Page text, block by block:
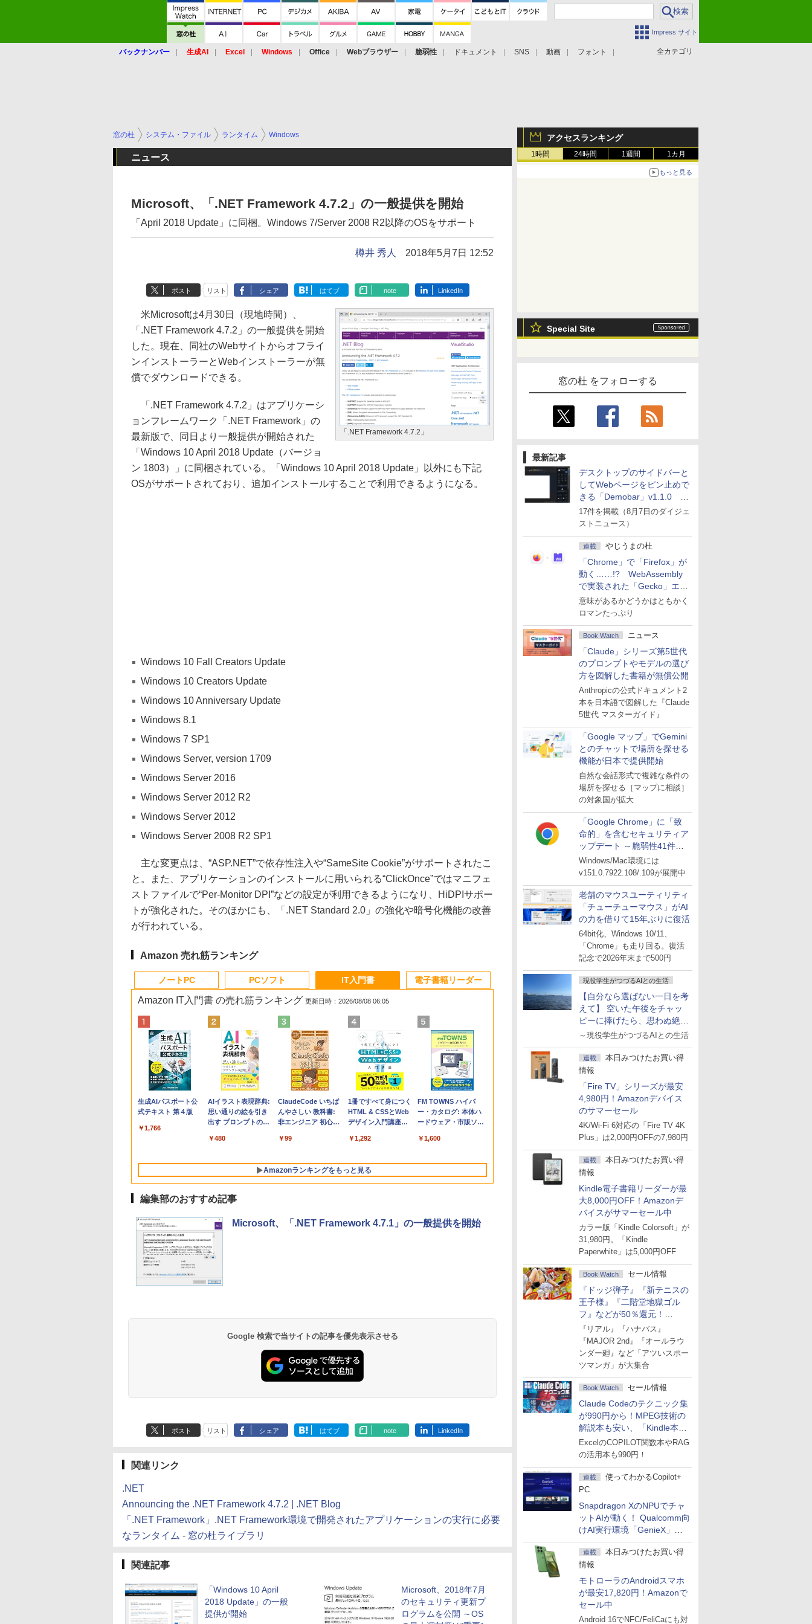
Impress サイト
全カテゴリ
バックナンバー 生成AI Excel Windows Office Webブラウザー 脆弱性 ドキュメント SNS 動画 フォント
アクセスランキング
1時間 24時間 1週間 1カ月
もっと見る
Special Site
窓の杜 をフォローする
最新記事
デスクトップのサイドバーと
してWebページをピン止めで
きる「Demobar」v1.1.0 ほ
か
17件を掲載（8月7日のダイジェ
ストニュース）
連載 やじうまの杜
「Chrome」で「Firefox」が
動く……!? WebAssembly
で実装された「Gecko」エン
ジン
意味があるかどうかはともかく
ロマンたっぷり
Book Watch ニュース
「Claude」シリーズ第5世代
のプロンプトやモデルの選び
方を図解した書籍が無償公開
Anthropicの公式ドキュメント2
本を日本語で図解した『Claude
5世代 マスターガイド』
「Google マップ」でGemini
とのチャットで場所を探せる
機能が日本で提供開始
自然な会話形式で複雑な条件の
場所を探せる［マップに相談］
の対象国が拡大
「Google Chrome」に「致
命的」を含むセキュリティア
ップデート ～脆弱性41件に
対処
Windows/Mac環境には
v151.0.7922.108/.109が展開中
老舗のマウスユーティリティ
「チューチューマウス」がAI
の力を借りて15年ぶりに復活
64bit化、Windows 10/11、
「Chrome」も走り回る。復活
記念で2026年末まで500円
現役学生がつづるAIとの生活
【自分なら選ばない一日を考
えて】 空いた午後をチャッ
ピーに捧げたら、思わぬ絶景
に出会った話
～現役学生がつづるAIとの生活
連載
本日みつけたお買い得
情報
「Fire TV」シリーズが最安
4,980円！Amazonデバイス
のサマーセール
4K/Wi-Fi 6対応の「Fire TV 4K
Plus」は2,000円OFFの7,980円
連載
本日みつけたお買い得
情報
Kindle電子書籍リーダーが最
大8,000円OFF！Amazonデ
バイスがサマーセール中
カラー版「Kindle Colorsoft」が
31,980円。「Kindle
Paperwhite」は5,000円OFF
Book Watch セール情報
『ドッジ弾子』『新テニスの
王子様』『二階堂地獄ゴル
フ』などが50％還元！
Amazonマンガ週末セール
『リアル』『ハナバス』
『MAJOR 2nd』『オールラウ
ンダー廻』など「アツいスポー
ツマンガ」が大集合
Book Watch セール情報
Claude Codeのテクニック集
が990円から！MPEG技術の
解説本も安い、「Kindle本サ
マーセール」第2弾開始！
ExcelのCOPILOT関数本やRAG
の活用本も990円！
連載
使ってわかるCopilot+
PC
Snapdragon XのNPUでチャ
ットAIが動く！ Qualcomm向
けAI実行環境「GenieX」を
試してみた
連載
本日みつけたお買い得
情報
モトローラのAndroidスマホ
が最安17,820円！Amazonで
セール中
Android 16でNFC/FeliCaにも対
窓の杜 システム・ファイル ランタイム Windows
ニュース
Microsoft、「.NET Framework 4.7.2」の一般提供を開始
「April 2018 Update」に同梱。Windows 7/Server 2008 R2以降のOSをサポート
樽井 秀人 2018年5月7日 12:52
ポスト リスト シェア はてブ note LinkedIn
「.NET Framework 4.7.2」
米Microsoftは4月30日（現地時間）、
「.NET Framework 4.7.2」の一般提供を開始
した。現在、同社のWebサイトからオフライ
ンインストーラーとWebインストーラーが無
償でダウンロードできる。
「.NET Framework 4.7.2」はアプリケーシ
ョンフレームワーク「.NET Framework」の
最新版で、同日より一般提供が開始された
「Windows 10 April 2018 Update（バージョ
ン 1803）」に同梱されている。「Windows 10 April 2018 Update」以外にも下記
OSがサポートされており、追加インストールすることで利用できるようになる。
Windows 10 Fall Creators Update
Windows 10 Creators Update
Windows 10 Anniversary Update
Windows 8.1
Windows 7 SP1
Windows Server, version 1709
Windows Server 2016
Windows Server 2012 R2
Windows Server 2012
Windows Server 2008 R2 SP1
主な変更点は、“ASP.NET”で依存性注入や“SameSite Cookie”がサポートされたこ
と。また、アプリケーションのインストールに用いられる“ClickOnce”ではマニフェ
ストファイルで“Per-Monitor DPI”などの設定が利用できるようになり、HiDPIサポー
トが強化された。そのほかにも、「.NET Standard 2.0」の強化や暗号化機能の改善
が行われている。
Amazon 売れ筋ランキング
ノートPC
Apple 2026
MacBook Neo A18
ンチノートブック：
Retinaディスプレ
512GB SSD、1080p
FaceTime HDカメ
ラ、Touch ID - イン
AppleCare+ for 13イ
ンチMacBook
Neo(A18 Pro)|ダウン
ロード版
tomtoc 360°保護
15.6 16インチ パソコ
ンケース Dell NEC
dynabook Lenovo
￥2,952
Apple 2026
MacBook Air M5チ
ップ搭載13インチノ
Apple Intelligence、
Retinaディスプレ
イ、16GBユニファイ
ドメモリ、1TB SSD
ド、Touch ID - シル
￥261,414
【Amazon.co.jp限
定】 HP ノートパソ
コン 15-fd 15.6イン
512GB SSD インテ
￥129,800
FMV ノートパソコン
WE1-K3 (MS 365
Personal/Copilotキー
型/Core i5/16GB/SSD
FMVWK3E15W_AZ
￥139,880
PCソフト
Robloxギフトカード
- 800 Robux 【限定
を含む】 【オンライ
インコード版
Robloxギフトカード
- 1000 Robux 【限定
バーチャルアイテム
ンゲームコード】 ロ
ンコード版
￥1,600
Microsoft Office
Home & Business
2024(最新 永続版)|オ
版|Windows11、
￥39,582
Robloxギフトカード
- 2,000 Robux 【限
定バーチャルアイテ
インゲームコード】
ラインコード版
￥3,200
Windows版 |
Minecraft (マインクラ
フト): Java & Bedrock
ード版
￥3,600
IT入門書
Amazon IT入門書 の売れ筋ランキング 更新日時：2026/08/08 06:05
生成AIパスポート公
式テキスト 第４版
￥1,766
AIイラスト表現辞典:
思い通りの絵を引き
出す プロンプトの言
ズ (はぴーイラスト
￥480
ClaudeCode いちば
んやさしい 教科書:
非エンジニア 初心者
マニュアル AI副業に
もKindle出版にも！
非エンジニアのため
のAIコーディング入
￥99
1冊ですべて身につく
HTML & CSSとWeb
デザイン入門講座
￥1,292
FM TOWNS ハイパ
ー・カタログ: 本体ハ
ードウェア・市販ソフ
トリストと最新エミュ
￥1,600
Amazonランキングをもっと見る
電子書籍リーダー
続バッテリー、6イン
書籍リーダー、ブラ
ック、16GB、広告な
￥16,980
るさ自動調整、色調
持続バッテリー、広
告なし、メタリック
ブラック
￥27,980
レイ、色調調節ライ
ッテリー、広告無
し、ブラック (2025
年発売)
￥31,980
編集部のおすすめ記事
Microsoft、「.NET Framework 4.7.1」の一般提供を開始
Google 検索で当サイトの記事を優先表示させる
ポスト リスト シェア はてブ note LinkedIn
関連リンク
.NET
Announcing the .NET Framework 4.7.2 | .NET Blog
「.NET Framework」.NET Framework環境で開発されたアプリケーションの実行に必要
なランタイム - 窓の杜ライブラリ
関連記事
「Windows 10 April
2018 Update」の一般
提供が開始
Microsoft、2018年7月
のセキュリティ更新プ
ログラムを公開 ～OS